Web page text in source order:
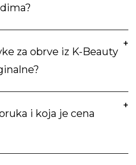
za obrve iz K-Beauty
i koja je cena